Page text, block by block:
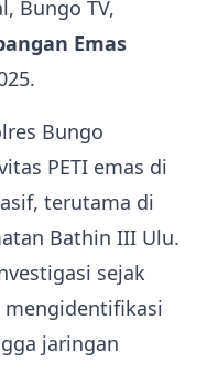
Bungo TV,
Emas
Bungo
PETI emas di
terutama di
Bathin III Ulu.
sejak
mengidentifikasi
jaringan